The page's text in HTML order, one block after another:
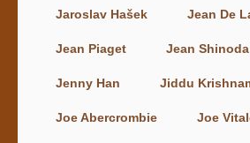
Jaroslav Hašek Jean De
Jean Piaget Jean
Jenny Han Jiddu
Joe Abercrombie Joe